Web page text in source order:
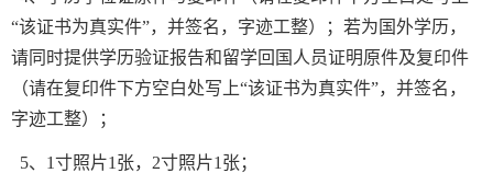
“该证书为真实件”，并签名，字迹工整）；若为国外学历，
请同时提供学历验证报告和留学回国人员证明原件及复印件
（请在复印件下方空白处写上“该证书为真实件”，并签名，
字迹工整）；
5、1寸照片1张，2寸照片1张；